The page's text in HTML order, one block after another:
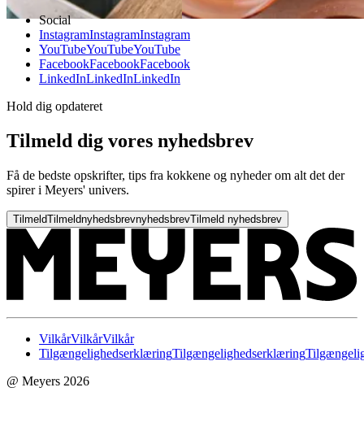
Social
InstagramInstagramInstagram
YouTubeYouTubeYouTube
FacebookFacebookFacebook
LinkedInLinkedInLinkedIn
Hold dig opdateret
Tilmeld dig vores nyhedsbrev
Få de bedste opskrifter, tips fra kokkene og nyheder om alt det der
spirer i Meyers' univers.
TilmeldTilmeldnyhedsbrevnyhedsbrevTilmeld nyhedsbrev
VilkårVilkårVilkår
TilgængelighedserklæringTilgængelighedserklæring
@ Meyers 2026